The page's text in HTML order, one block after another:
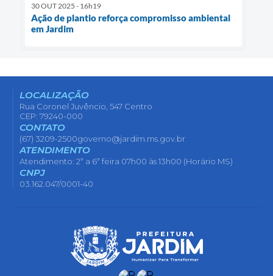
30 OUT 2025 - 16h19
Ação de plantio reforça compromisso ambiental
em Jardim
LOCALIZAÇÃO
Rua Coronel Juvêncio, 547 Centro
CEP: 79240-000
CONTATO
(67) 3209-2500governo@jardim.ms.gov.br
ATENDIMENTO
Atendimento: 2ª a 6ª feira 07h00 às 13h00 (Horário MS)
CNPJ
03.162.047/0001-40